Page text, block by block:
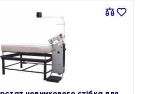
Порівняти
В